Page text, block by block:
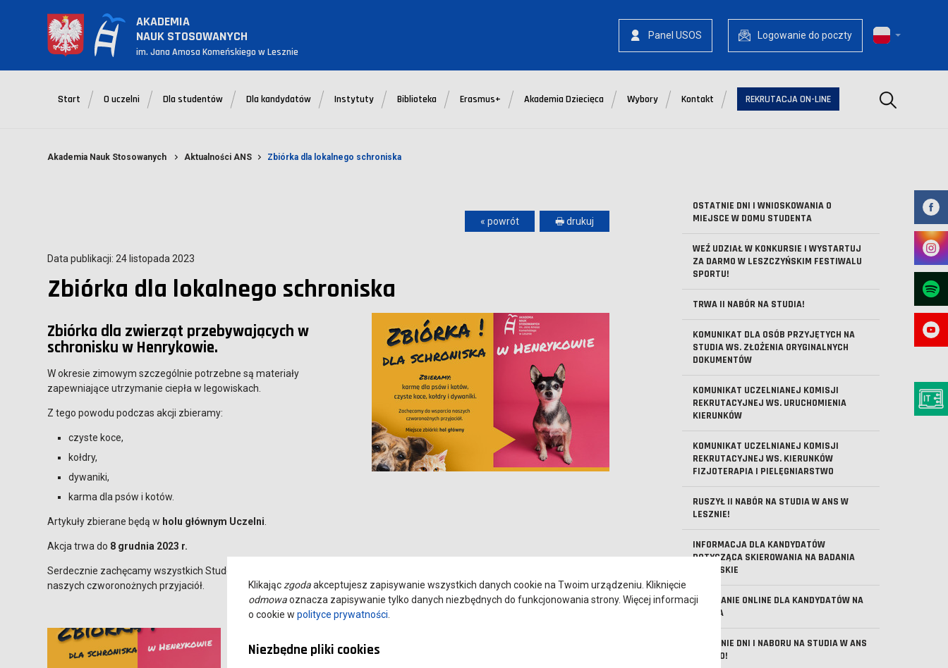
AKADEMIA
NAUK STOSOWANYCH
im. Jana Amosa Komeńskiego w Lesznie
Panel USOS Logowanie do poczty
Start O uczelni Dla studentów Dla kandydatów Instytuty Biblioteka Erasmus+ Akademia Dziecięca Wybory Kontakt REKRUTACJA ON-LINE Szukaj
Akademia Nauk Stosowanych Aktualności ANS Zbiórka dla lokalnego schroniska
OSTATNIE DNI I WNIOSKOWANIA O
MIEJSCE W DOMU STUDENTA
WEŹ UDZIAŁ W KONKURSIE I WYSTARTUJ
ZA DARMO W LESZCZYŃSKIM FESTIWALU
SPORTU!
TRWA II NABÓR NA STUDIA!
KOMUNIKAT DLA OSÓB PRZYJĘTYCH NA
STUDIA WS. ZŁOŻENIA ORYGINALNYCH
DOKUMENTÓW
KOMUNIKAT UCZELNIANEJ KOMISJI
REKRUTACYJNEJ WS. URUCHOMIENIA
KIERUNKÓW
KOMUNIKAT UCZELNIANEJ KOMISJI
REKRUTACYJNEJ WS. KIERUNKÓW
FIZJOTERAPIA I PIELĘGNIARSTWO
RUSZYŁ II NABÓR NA STUDIA W ANS W
LESZNIE!
INFORMACJA DLA KANDYDATÓW
DOTYCZĄCA SKIEROWANIA NA BADANIA
LEKARSKIE
SPOTKANIE ONLINE DLA KANDYDATÓW NA
STUDIA
OSTATNIE DNI I NABORU NA STUDIA W ANS
LESZNO!
« powrót 🖶 drukuj
Data publikacji: 24 listopada 2023
Zbiórka dla lokalnego schroniska
Zbiórka dla zwierząt przebywających w
schronisku w Henrykowie.
W okresie zimowym szczególnie potrzebne są materiały
zapewniające utrzymanie ciepła w legowiskach.
Z tego powodu podczas akcji zbieramy:
czyste koce,
kołdry,
dywaniki,
karma dla psów i kotów.
Artykuły zbierane będą w holu głównym Uczelni
Akcja trwa do 8 grudnia 2023 r.
Serdecznie zachęcamy wszystkich Studentów i Pracowników Uczelni do wsparcia zbiórki, a tym samym uszczęśliwienia
naszych czworonożnych przyjaciół.
Klikając zgodaakceptujesz zapisywanie wszystkich danych cookie na Twoim urządzeniu. Kliknięcie
odmowaoznacza zapisywanie tylko danych niezbędnych do funkcjonowania strony. Więcej informacji
o cookie w polityce prywatności
Niezbędne pliki cookies